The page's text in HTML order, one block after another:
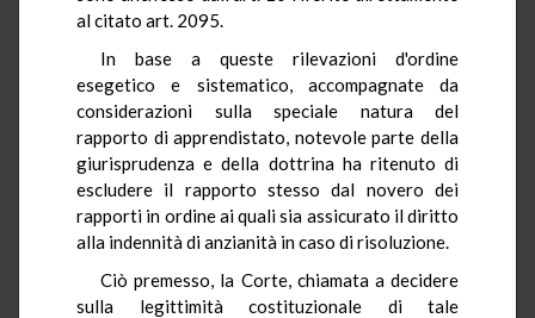
al citato art. 2095.
In base a queste rilevazioni d'ordine
esegetico e sistematico, accompagnate da
considerazioni sulla speciale natura del
rapporto di apprendistato, notevole parte della
giurisprudenza e della dottrina ha ritenuto di
escludere il rapporto stesso dal novero dei
rapporti in ordine ai quali sia assicurato il diritto
alla indennità di anzianità in caso di risoluzione.
Ciò premesso, la Corte, chiamata a decidere
sulla legittimità costituzionale di tale